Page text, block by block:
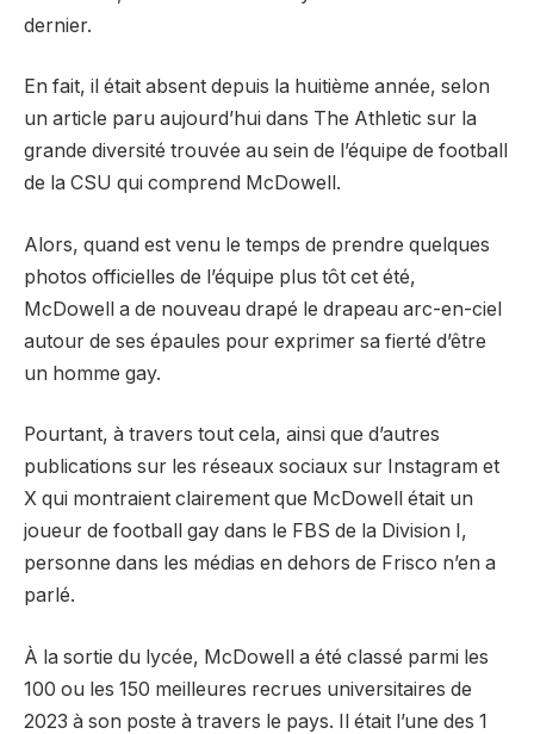
dernier.
En fait, il était absent depuis la huitième année, selon
un article paru aujourd’hui dans The Athletic sur la
grande diversité trouvée au sein de l’équipe de football
de la CSU qui comprend McDowell.
Alors, quand est venu le temps de prendre quelques
photos officielles de l’équipe plus tôt cet été,
McDowell a de nouveau drapé le drapeau arc-en-ciel
autour de ses épaules pour exprimer sa fierté d’être
un homme gay.
Pourtant, à travers tout cela, ainsi que d’autres
publications sur les réseaux sociaux sur Instagram et
X qui montraient clairement que McDowell était un
joueur de football gay dans le FBS de la Division I,
personne dans les médias en dehors de Frisco n’en a
parlé.
À la sortie du lycée, McDowell a été classé parmi les
100 ou les 150 meilleures recrues universitaires de
2023 à son poste à travers le pays. Il était l’une des 1